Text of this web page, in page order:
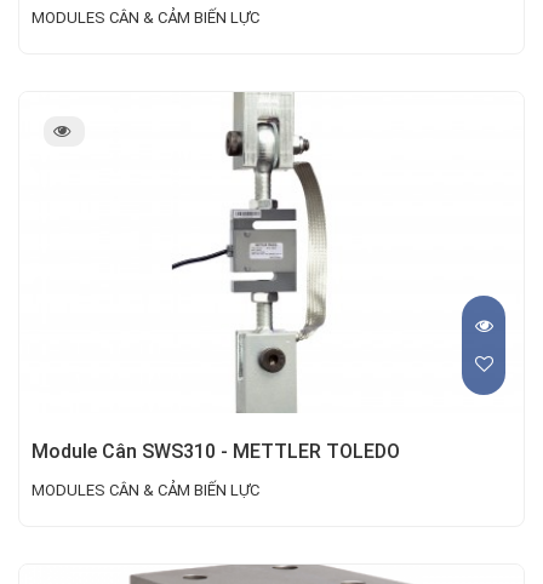
MODULES CÂN & CẢM BIẾN LỰC
Module Cân SWS310 - METTLER TOLEDO
MODULES CÂN & CẢM BIẾN LỰC